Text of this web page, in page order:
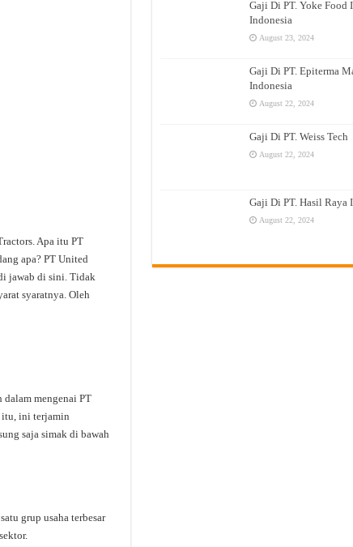
Apa itu PT
apa? PT United
jawab di sini. Tidak
syaratnya. Oleh
mengenai PT
itu, ini terjamin
saja simak di bawah
grup usaha terbesar
Gaji Di PT. Yoke Food
Indonesia
August 23, 2024
Gaji Di PT. Epiterma
Indonesia
August 22, 2024
Gaji Di PT. Weiss Tech
August 22, 2024
Gaji Di PT. Hasil Raya
August 22, 2024